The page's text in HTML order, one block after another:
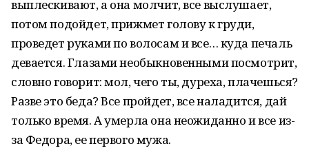
выплескивают, а она молчит, все выслушает,
потом подойдет, прижмет голову к груди,
проведет руками по волосам и все… куда печаль
девается. Глазами необыкновенными посмотрит,
словно говорит: мол, чего ты, дуреха, плачешься?
Разве это беда? Все пройдет, все наладится, дай
только время. А умерла она неожиданно и все из-
за Федора, ее первого мужа.